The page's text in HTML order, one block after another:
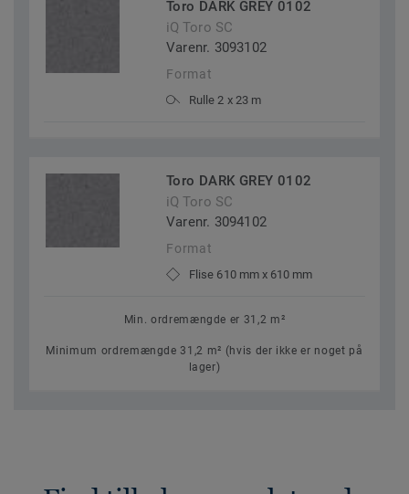
Toro DARK GREY 0102
iQ Toro SC
Varenr. 3093102
Format
Rulle 2 x 23 m
Toro DARK GREY 0102
iQ Toro SC
Varenr. 3094102
Format
Flise 610 mm x 610 mm
Min. ordremængde er 31,2 m²
Minimum ordremængde 31,2 m² (hvis der ikke er noget på
lager)